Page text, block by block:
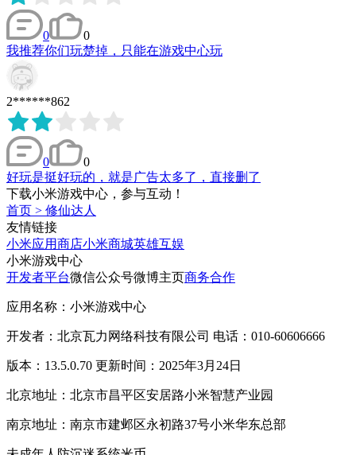
0
0
我推荐你们玩楚掉，只能在游戏中心玩
2******862
0
0
好玩是挺好玩的，就是广告太多了，直接删了
下载小米游戏中心，参与互动！
首页 > 修仙达人
友情链接
小米应用商店小米商城英雄互娱
小米游戏中心
开发者平台微信公众号微博主页商务合作
应用名称：小米游戏中心
开发者：北京瓦力网络科技有限公司 电话：010-60606666
版本：13.5.0.70 更新时间：2025年3月24日
北京地址：北京市昌平区安居路小米智慧产业园
南京地址：南京市建邺区永初路37号小米华东总部